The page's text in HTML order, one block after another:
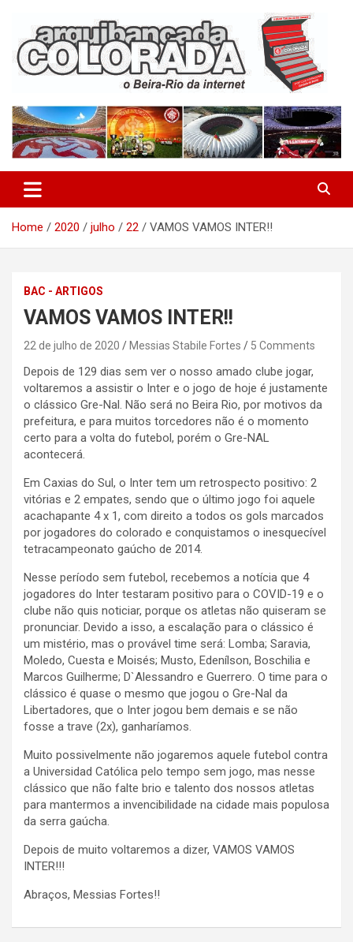
content
Arquibancada Colorada
Home 2020 julho 22 VAMOS VAMOS INTER!!
BAC - ARTIGOS
VAMOS VAMOS INTER!!
22 de julho de 2020 Messias Stabile Fortes 5 Comments
Depois de 129 dias sem ver o nosso amado clube jogar,
voltaremos a assistir o Inter e o jogo de hoje é justamente
o clássico Gre-Nal. Não será no Beira Rio, por motivos da
prefeitura, e para muitos torcedores não é o momento
certo para a volta do futebol, porém o Gre-NAL
acontecerá.
Em Caxias do Sul, o Inter tem um retrospecto positivo: 2
vitórias e 2 empates, sendo que o último jogo foi aquele
acachapante 4 x 1, com direito a todos os gols marcados
por jogadores do colorado e conquistamos o inesquecível
tetracampeonato gaúcho de 2014.
Nesse período sem futebol, recebemos a notícia que 4
jogadores do Inter testaram positivo para o COVID-19 e o
clube não quis noticiar, porque os atletas não quiseram se
pronunciar. Devido a isso, a escalação para o clássico é
um mistério, mas o provável time será: Lomba; Saravia,
Moledo, Cuesta e Moisés; Musto, Edenílson, Boschilia e
Marcos Guilherme; D`Alessandro e Guerrero. O time para o
clássico é quase o mesmo que jogou o Gre-Nal da
Libertadores, que o Inter jogou bem demais e se não
fosse a trave (2x), ganharíamos.
Muito possivelmente não jogaremos aquele futebol contra
a Universidad Católica pelo tempo sem jogo, mas nesse
clássico que não falte brio e talento dos nossos atletas
para mantermos a invencibilidade na cidade mais populosa
da serra gaúcha.
Depois de muito voltaremos a dizer, VAMOS VAMOS
INTER!!!
Abraços, Messias Fortes!!